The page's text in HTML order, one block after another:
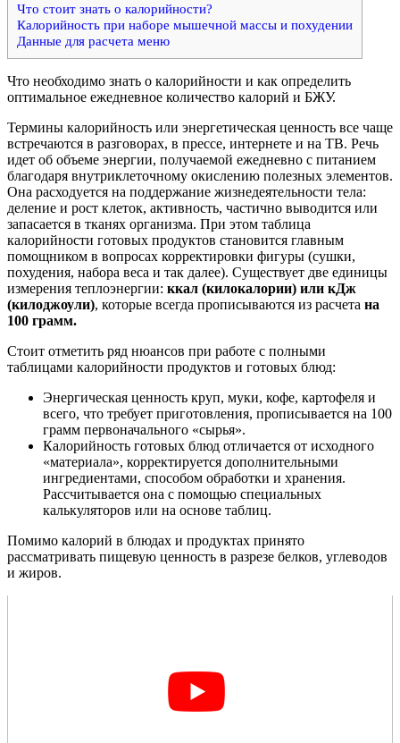
Что стоит знать о калорийности?
Калорийность при наборе мышечной массы и похудении
Данные для расчета меню
Что необходимо знать о калорийности и как определить
оптимальное ежедневное количество калорий и БЖУ.
Термины калорийность или энергетическая ценность все чаще
встречаются в разговорах, в прессе, интернете и на ТВ. Речь
идет об объеме энергии, получаемой ежедневно с питанием
благодаря внутриклеточному окислению полезных элементов.
Она расходуется на поддержание жизнедеятельности тела:
деление и рост клеток, активность, частично выводится или
запасается в тканях организма. При этом таблица
калорийности готовых продуктов становится главным
помощником в вопросах корректировки фигуры (сушки,
похудения, набора веса и так далее). Существует две единицы
измерения теплоэнергии: ккал (килокалории) или кДж
(килоджоули), которые всегда прописываются из расчета на
100 грамм.
Стоит отметить ряд нюансов при работе с полными
таблицами калорийности продуктов и готовых блюд:
Энергическая ценность круп, муки, кофе, картофеля и
всего, что требует приготовления, прописывается на 100
грамм первоначального «сырья».
Калорийность готовых блюд отличается от исходного
«материала», корректируется дополнительными
ингредиентами, способом обработки и хранения.
Рассчитывается она с помощью специальных
калькуляторов или на основе таблиц.
Помимо калорий в блюдах и продуктах принято
рассматривать пищевую ценность в разрезе белков, углеводов
и жиров.